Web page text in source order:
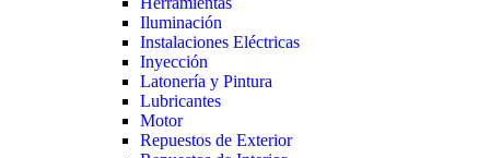
Iluminación
Instalaciones Eléctricas
Inyección
Latonería y Pintura
Lubricantes
Motor
Repuestos de Exterior